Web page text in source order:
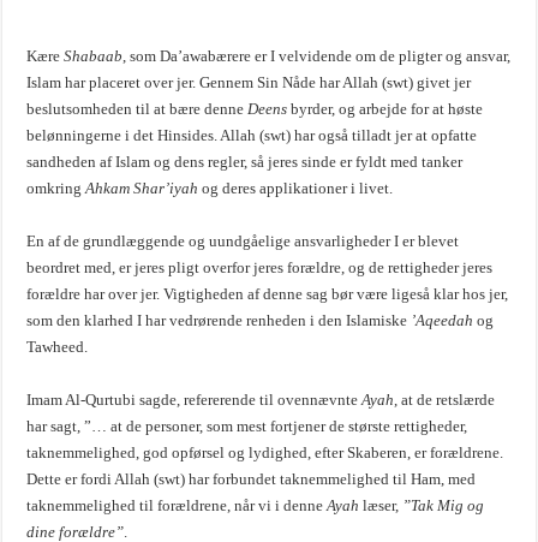
KæreShabaab , som Da’awabærere er I velvidende om de pligter og ansvar,
Islam har placeret over jer. Gennem Sin Nåde har Allah (swt) givet jer
beslutsomheden til at bære denne Deens byrder, og arbejde for at høste
belønningerne i det Hinsides. Allah (swt) har også tilladt jer at opfatte
sandheden af Islam og dens regler, så jeres sinde er fyldt med tanker
omkringAhkam Shar’iyah og deres applikationer i livet.
En af de grundlæggende og uundgåelige ansvarligheder I er blevet
beordret med, er jeres pligt overfor jeres forældre, og de rettigheder jeres
forældre har over jer. Vigtigheden af denne sag bør være ligeså klar hos jer,
som den klarhed I har vedrørende renheden i den Islamiske ’Aqeedah og
Tawheed.
Imam Al-Qurtubi sagde, refererende til ovennævnteAyah , at de retslærde
har sagt, ”… at de personer, som mest fortjener de største rettigheder,
taknemmelighed, god opførsel og lydighed, efter Skaberen, er forældrene.
Dette er fordi Allah (swt) har forbundet taknemmelighed til Ham, med
taknemmelighed til forældrene, når vi i denneAyah læser, ”Tak Mig og
dine forældre”